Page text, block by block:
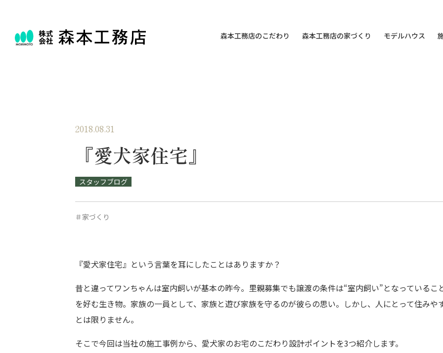
森本工務店のこだわり 森本工務店の家づくり モデルハウス
2018.08.31
『愛犬家住宅』
スタッフブログ
＃家づくり
『愛犬家住宅』という言葉を耳にしたことはありますか？
昔と違ってワンちゃんは室内飼いが基本の昨今。里親募集でも譲渡の条件は“室内飼い”となっている
を好む生き物。家族の一員として、家族と遊び家族を守るのが彼らの思い。しかし、人にとって住み
とは限りません。
そこで今回は当社の施工事例から、愛犬家のお宅のこだわり設計ポイントを3つ紹介します。